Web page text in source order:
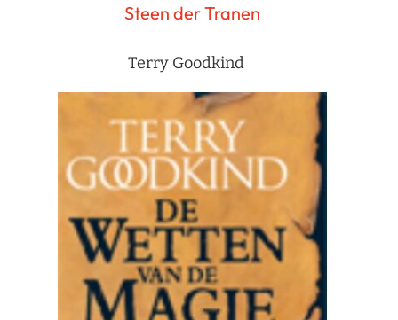
Steen der Tranen
Terry Goodkind